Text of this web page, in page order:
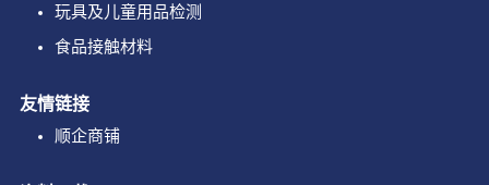
玩具及儿童用品检测
食品接触材料
友情链接
顺企商铺